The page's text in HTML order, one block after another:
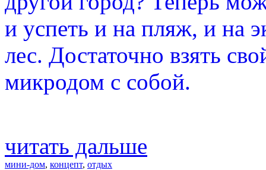
и успеть и на пляж, и на
лес. Достаточно взять
микродом с собой.
читать дальше
мини-дом, концепт, отдых